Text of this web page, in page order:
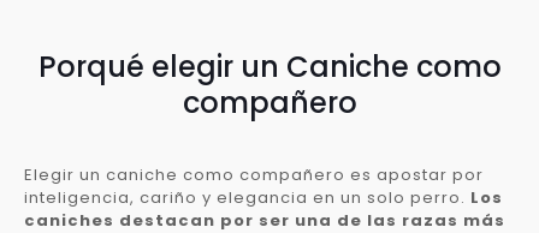
Porqué elegir un Caniche como
compañero
Elegir un caniche como compañero es apostar por
inteligencia, cariño y elegancia en un solo perro. Los
caniches destacan por ser una de las razas más